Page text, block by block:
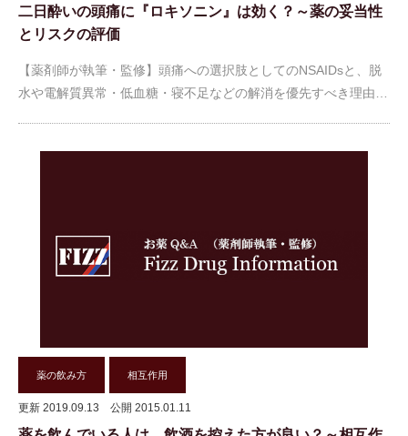
二日酔いの頭痛に『ロキソニン』は効く？～薬の妥当性
とリスクの評価
【薬剤師が執筆・監修】頭痛への選択肢としてのNSAIDsと、脱
水や電解質異常・低血糖・寝不足などの解消を優先すべき理由…
薬の飲み方 相互作用
更新 2019.09.13 公開 2015.01.11